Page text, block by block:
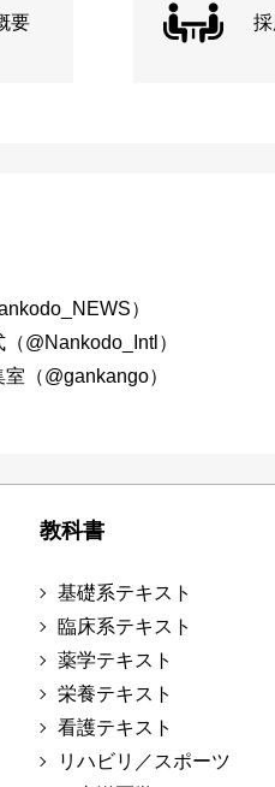
要
）
@Nankodo_Intl）
（@gankango）
教科書
基礎系テキスト
臨床系テキスト
薬学テキスト
栄養テキスト
看護テキスト
リハビリ／スポーツ